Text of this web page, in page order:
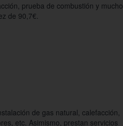
prueba de combustión y mucho
de 90,7€.
de gas natural, calefacción,
etc. Asimismo, prestan servicios